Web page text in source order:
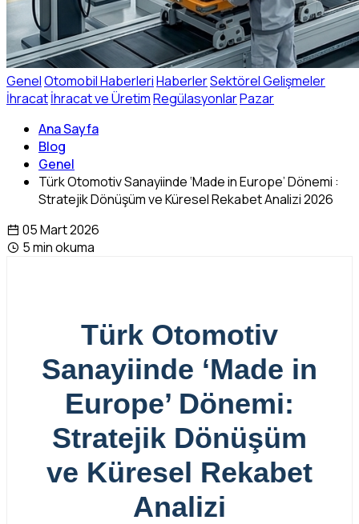
GenelOtomobil HaberleriHaberlerSektörel Gelişmeler
İhracatİhracat ve ÜretimRegülasyonlarPazar
Ana Sayfa
Blog
Genel
Türk Otomotiv Sanayiinde ‘Made in Europe’ Dönemi :
Stratejik Dönüşüm ve Küresel Rekabet Analizi 2026
05 Mart 2026
5 min okuma
Türk Otomotiv
Sanayiinde ‘Made in
Europe’ Dönemi:
Stratejik Dönüşüm
ve Küresel Rekabet
Analizi